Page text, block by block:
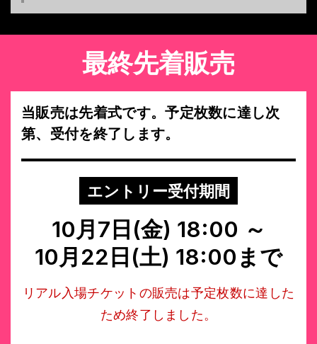
最終先着販売
当販売は先着式です。予定枚数に達し次
第、受付を終了します。
エントリー受付期間
10月7日(金) 18:00 ～
10月22日(土) 18:00まで
リアル入場チケットの販売は予定枚数に達した
ため終了しました。